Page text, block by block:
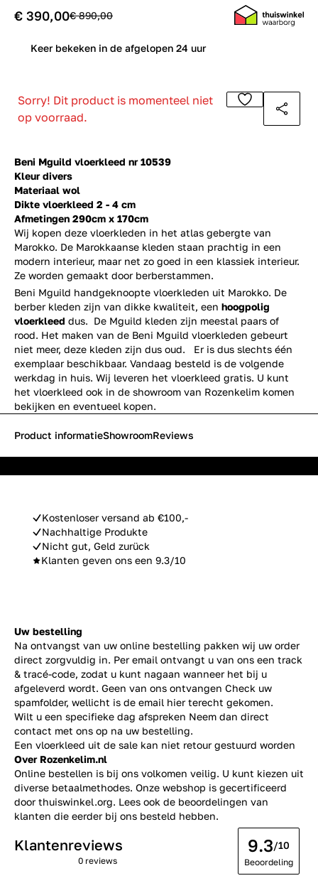
Beni Mguild vloerkleed nr 10539
Kleur divers
Materiaal wol
Dikte vloerkleed 2 - 4 cm
Afmetingen 290cm x 170cm
Wij kopen deze vloerkleden in het atlas gebergte van
Marokko. De Marokkaanse kleden staan prachtig in een
modern interieur, maar net zo goed in een klassiek interieur.
Ze worden gemaakt door berberstammen.
€ 390,00€ 890,00
Keer bekeken in de afgelopen 24 uur
Sorry! Dit product is momenteel niet
op voorraad.
Beni Mguild handgeknoopte vloerkleden uit Marokko. De
berber kleden zijn van dikke kwaliteit, een hoogpolig
vloerkleed dus. De Mguild kleden zijn meestal paars of
rood. Het maken van de Beni Mguild vloerkleden gebeurt
niet meer, deze kleden zijn dus oud. Er is dus slechts één
exemplaar beschikbaar. Vandaag besteld is de volgende
werkdag in huis. Wij leveren het vloerkleed gratis. U kunt
het vloerkleed ook in de showroom van Rozenkelim komen
bekijken en eventueel kopen.
Kostenloser versand ab €100,-
Nachhaltige Produkte
Nicht gut, Geld zurück
Klanten geven ons een 9.3/10
Product informatieShowroomReviews
Uw bestelling
Na ontvangst van uw online bestelling pakken wij uw order
direct zorgvuldig in. Per email ontvangt u van ons een track
& tracé-code, zodat u kunt nagaan wanneer het bij u
afgeleverd wordt. Geen van ons ontvangen Check uw
spamfolder, wellicht is de email hier terecht gekomen.
Wilt u een specifieke dag afspreken Neem dan direct
contact met ons op na uw bestelling.
Een vloerkleed uit de sale kan niet retour gestuurd worden
Over Rozenkelim.nl
Online bestellen is bij ons volkomen veilig. U kunt kiezen uit
diverse betaalmethodes. Onze webshop is gecertificeerd
door thuiswinkel.org. Lees ook de beoordelingen van
klanten die eerder bij ons besteld hebben.
Klantenreviews
0 reviews
9.3/10
Beoordeling